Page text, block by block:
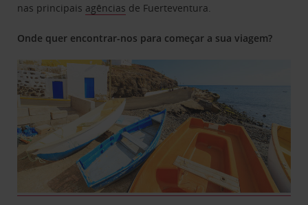
nas principais agências de Fuerteventura.
Onde quer encontrar-nos para começar a sua viagem?